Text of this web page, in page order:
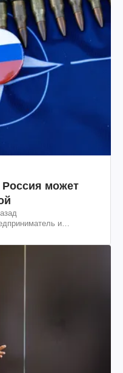
Россия может
и